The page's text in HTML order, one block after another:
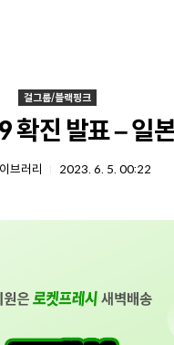
걸그룹/블랙핑크
확진 발표 – 일
브러리 2023. 6. 5. 00:22